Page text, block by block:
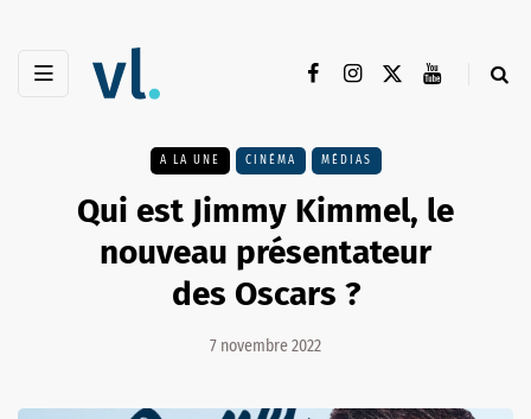
A LA UNE CINÉMA MÉDIAS
Qui est Jimmy Kimmel, le
nouveau présentateur
des Oscars ?
7 novembre 2022